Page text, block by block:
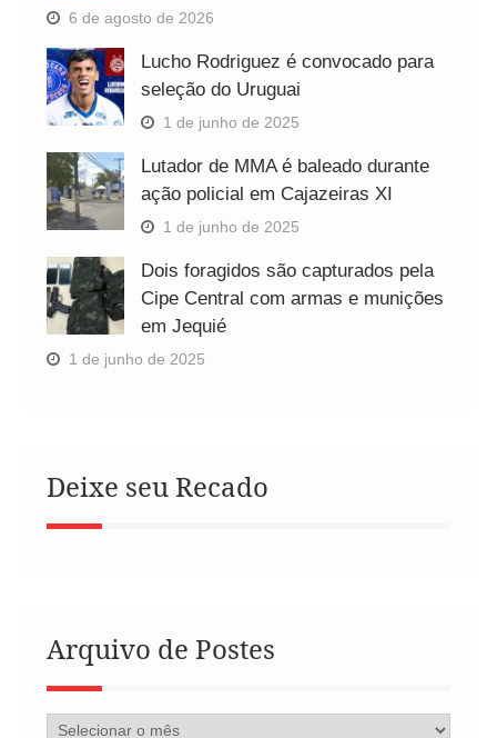
6 de agosto de 2026
Lucho Rodriguez é convocado para
seleção do Uruguai
1 de junho de 2025
Lutador de MMA é baleado durante
ação policial em Cajazeiras XI
1 de junho de 2025
Dois foragidos são capturados pela
Cipe Central com armas e munições
em Jequié
1 de junho de 2025
Deixe seu Recado
Arquivo de Postes
Arquivo